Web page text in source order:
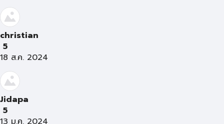
christian
5
18 ส.ค. 2024
Jidapa
5
13 ม.ค. 2024